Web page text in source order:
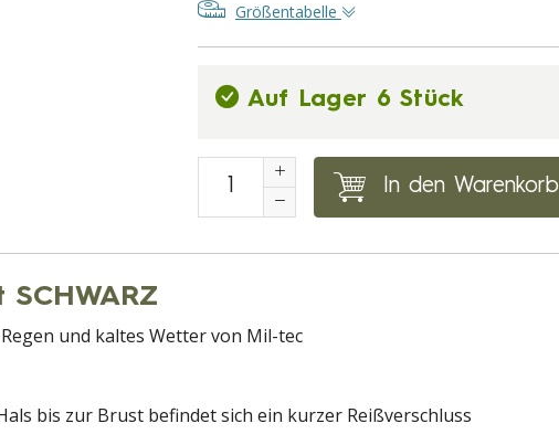
Größentabelle
Auf Lager 6 Stück
In den Warenkorb
und kaltes Wetter von Mil-tec
bis zur Brust befindet sich ein kurzer Reißverschluss